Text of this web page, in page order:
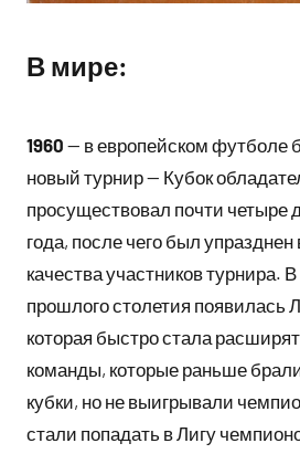
В мире:
1960 — в европейском футболе
новый турнир — Кубок
просуществовал почти четыре
года, после чего был
качества участников турнира.
прошлого столетия появилась
которая быстро стала
команды, которые раньше
кубки, но не выигрывали
стали попадать в Лигу